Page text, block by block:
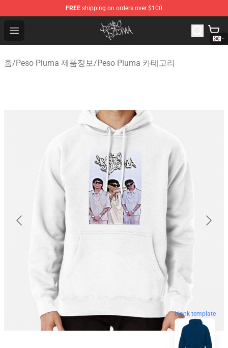
FREE shipping on orders over $100
Open menu
Peso Pluma Store - Official Peso Pluma Merchandise
홈/Peso Pluma 제품정보/Peso Pluma 카테고리
blank template